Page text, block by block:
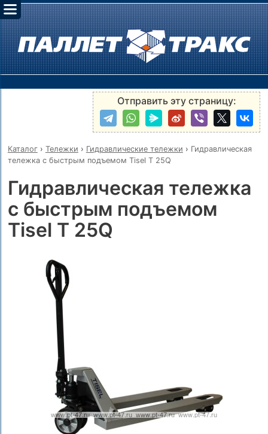
Отправить эту страницу:
Каталог› Тележки › Гидравлические тележки › Гидравлическая
тележка с быстрым подъемом Tisel T 25Q
Гидравлическая тележка
с быстрым подъемом
Tisel T 25Q